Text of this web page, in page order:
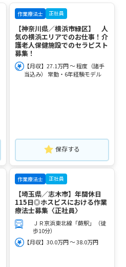
作業療法士 正社員
【神奈川県／横浜市緑区】 人
気の横浜エリアでのお仕事！介
護老人保健施設でのセラピスト
募集！
【月収】27.1万円 ～ 程度（諸手
当込み） 常勤・6年経験モデル
保存する
作業療法士 正社員
【埼玉県／志木市】年間休日
115日◎ホスピスにおける作業
療法士募集〈正社員〉
ＪＲ京浜東北線「蕨駅」（徒
歩10分）
【月収】30.0万円 ～ 38.0万円